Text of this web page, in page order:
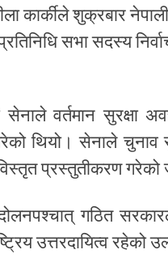
कार्कीले शुक्रबार
सभा सदस्य
सेनाले वर्तमान सुरक्षा
थियो। सेनाले चुनाव
प्रस्तुतीकरण
गठित
उत्तरदायित्व रहेको